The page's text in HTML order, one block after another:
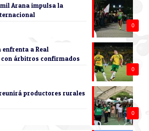
0
Arana impulsa la
0
enfrenta a Real
con árbitros confirmados
0
productores rurales